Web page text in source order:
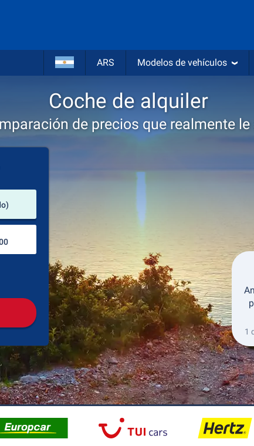
ARS Modelos de vehículos
Coche de alquiler
de precios que realmente le
Recogida Devolución
1